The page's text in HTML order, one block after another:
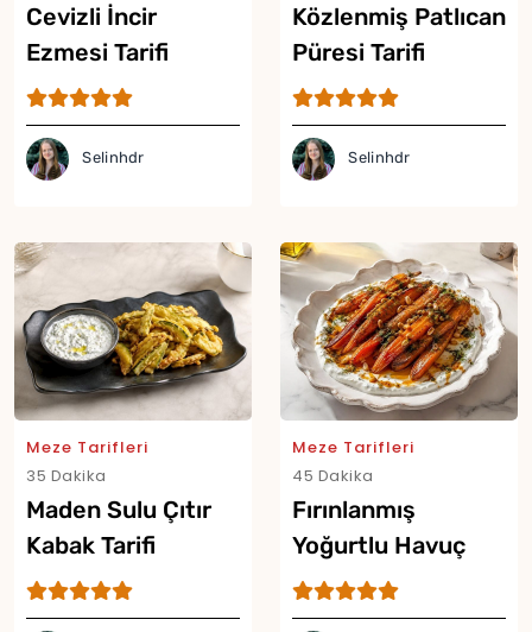
Cevizli İncir
Ezmesi Tarifi
Selinhdr
Közlenmiş Patlıcan
Püresi Tarifi
Selinhdr
Meze Tarifleri
35 Dakika
Maden Sulu Çıtır
Kabak Tarifi
Meze Tarifleri
45 Dakika
Fırınlanmış
Yoğurtlu Havuç
Mezesi Tarifi